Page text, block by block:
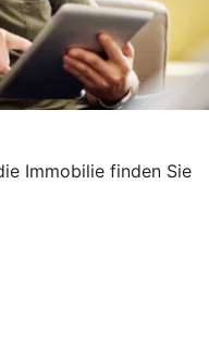
Immobilie finden Sie